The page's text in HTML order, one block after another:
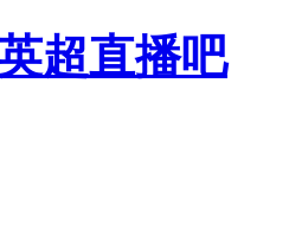
超直播吧